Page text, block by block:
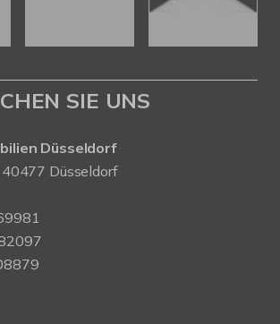
SIE UNS
Düsseldorf
Düsseldorf